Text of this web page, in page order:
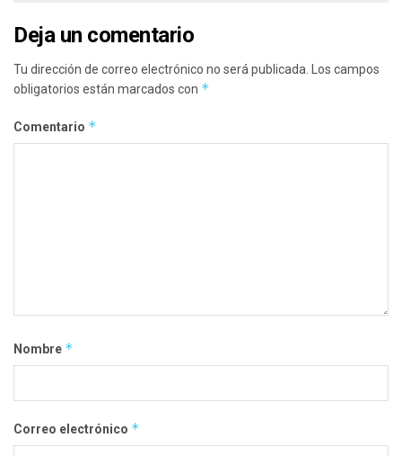
Deja un comentario
Tu dirección de correo electrónico no será publicada.
Los campos
obligatorios están marcados con *
Comentario *
Nombre *
Correo electrónico *